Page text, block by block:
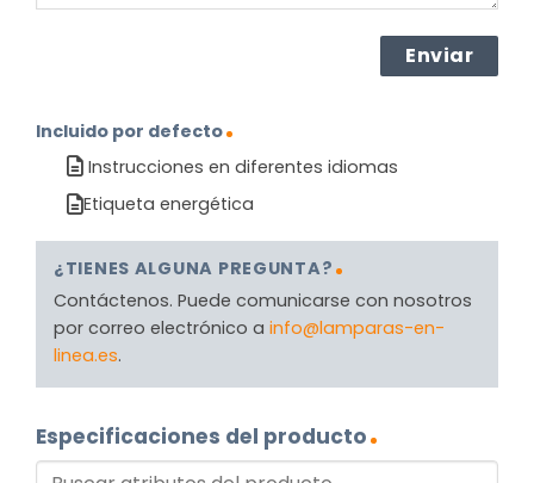
Incluido por defecto
Instrucciones en diferentes idiomas
Etiqueta energética
¿TIENES ALGUNA PREGUNTA?
Contáctenos. Puede comunicarse con nosotros
por correo electrónico a info@lamparas-en-
linea.es.
Especificaciones del producto